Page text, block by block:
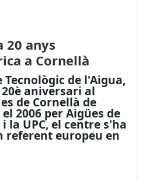
20 anys
a Cornellà
Tecnològic de l'Aigua,
aniversari al
de Cornellà de
2006 per Aigües de
la UPC, el centre s'ha
referent europeu en